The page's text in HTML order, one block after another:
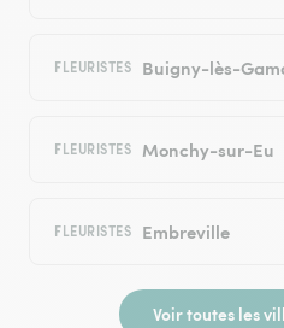
FLEURISTES Buigny-lès-
FLEURISTES Monchy-sur-Eu
FLEURISTES Embreville
Voir toutes les